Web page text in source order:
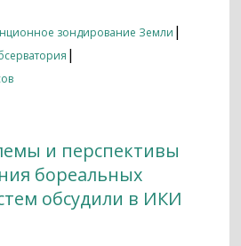
зондирование Земли |
|
и перспективы
бореальных
обсудили в ИКИ